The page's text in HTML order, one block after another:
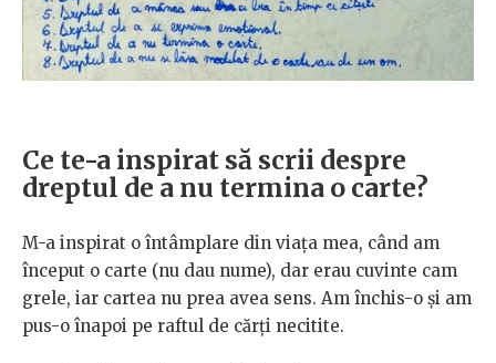
Ce te-a inspirat să scrii despre
dreptul de a nu termina o carte?
M-a inspirat o întâmplare din viața mea, când am
început o carte (nu dau nume), dar erau cuvinte cam
grele, iar cartea nu prea avea sens. Am închis-o și am
pus-o înapoi pe raftul de cărți necitite.